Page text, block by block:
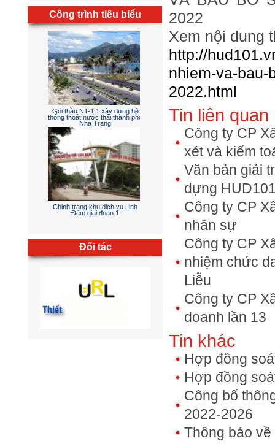
Công trình tiêu biểu
Sân đường - cấp thoát nước -
điện chiếu sáng - hồ cảnh và
phòng cháy chữa cháy
Gói thầu NT-1.1 xây dựng hệ
thống thoát nước thải thành phố
Nha Trang
Đối tác
2022
Xem nội dung
http://
nhiem-va-bau-
2022.html
Tin liên quan
Công ty CP
xét và kiểm
Văn bản giải
dựng
Công ty CP
nhân sự
Công ty CP
nhiệm chức
Liễu
Công ty CP
doanh lần 13
Tin khác
Hợp đồng
Hợp đồng
Công bố
2022-2026
Thông báo